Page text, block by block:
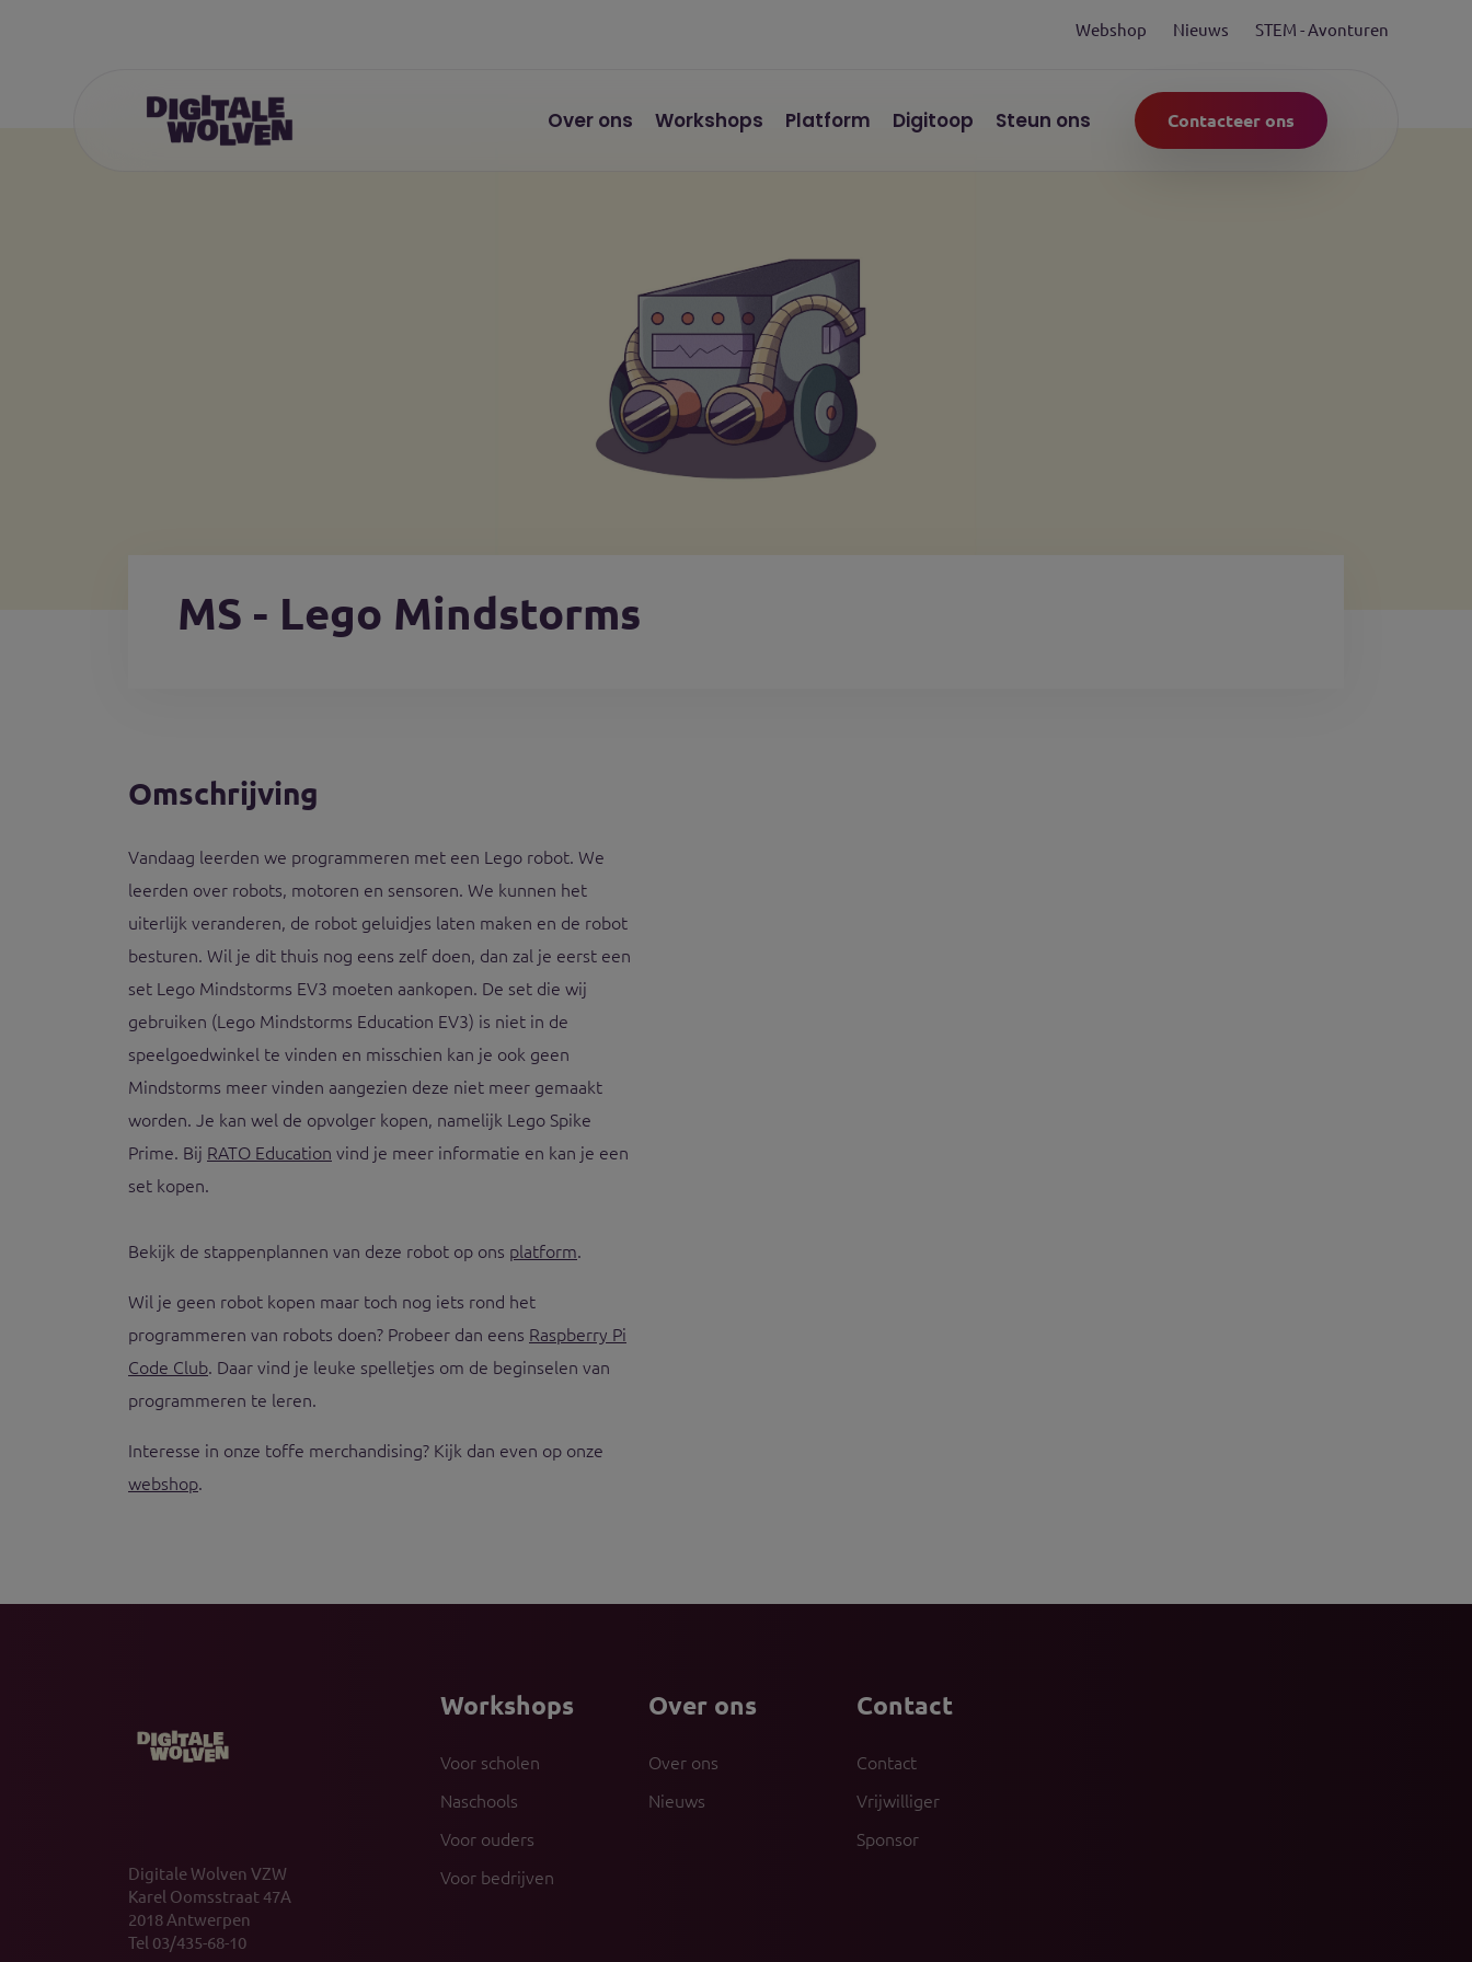
Webshop Nieuws STEM - Avonturen
Over ons Workshops Platform Digitoop Steun ons Contacteer ons
MS - Lego Mindstorms
Omschrijving
Vandaag leerden we programmeren met een Lego robot. We
leerden over robots, motoren en sensoren. We kunnen het
uiterlijk veranderen, de robot geluidjes laten maken en de robot
besturen. Wil je dit thuis nog eens zelf doen, dan zal je eerst een
set Lego Mindstorms EV3 moeten aankopen. De set die wij
gebruiken (Lego Mindstorms Education EV3) is niet in de
speelgoedwinkel te vinden en misschien kan je ook geen
Mindstorms meer vinden aangezien deze niet meer gemaakt
worden. Je kan wel de opvolger kopen, namelijk Lego Spike
Prime. Bij RATO Education vind je meer informatie en kan je een
set kopen.
Bekijk de stappenplannen van deze robot op ons platform.
Wil je geen robot kopen maar toch nog iets rond het
programmeren van robots doen? Probeer dan eens Raspberry Pi
Code Club. Daar vind je leuke spelletjes om de beginselen van
programmeren te leren.
Interesse in onze toffe merchandising? Kijk dan even op onze
webshop.
Digitale Wolven VZW
Karel Oomsstraat 47A
2018 Antwerpen
Tel 03/435-68-10
Workshops
Voor scholen
Naschools
Voor ouders
Voor bedrijven
Over ons
Over ons
Nieuws
Contact
Contact
Vrijwilliger
Sponsor